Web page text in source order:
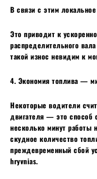
В связи с этим
Это приводит к
распределительного
такой износ невидим к
4. Экономия топлива —
Некоторые водители
двигателя — это способ
несколько минут работы
скудное количество
преждевременный сбой
hryvnias.